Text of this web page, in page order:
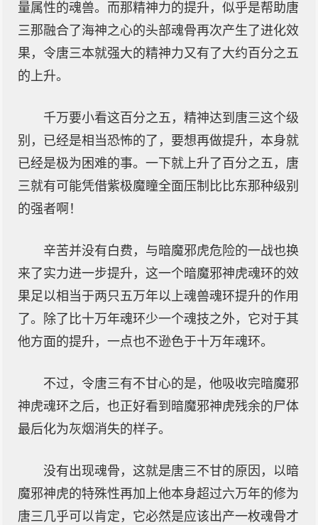
量属性的魂兽。而那精神力的提升，似乎是帮助唐
三那融合了海神之心的头部魂骨再次产生了进化效
果，令唐三本就强大的精神力又有了大约百分之五
的上升。
千万要小看这百分之五，精神达到唐三这个级
别，已经是相当恐怖的了，要想再做提升，本身就
已经是极为困难的事。一下就上升了百分之五，唐
三就有可能凭借紫极魔瞳全面压制比比东那种级别
的强者啊！
辛苦并没有白费，与暗魔邪虎危险的一战也换
来了实力进一步提升，这一个暗魔邪神虎魂环的效
果足以相当于两只五万年以上魂兽魂环提升的作用
了。除了比十万年魂环少一个魂技之外，它对于其
他方面的提升，一点也不逊色于十万年魂环。
不过，令唐三有不甘心的是，他吸收完暗魔邪
神虎魂环之后，也正好看到暗魔邪神虎残余的尸体
最后化为灰烟消失的样子。
没有出现魂骨，这就是唐三不甘的原因，以暗
魔邪神虎的特殊性再加上他本身超过六万年的修为
唐三几乎可以肯定，它必然是应该出产一枚魂骨才